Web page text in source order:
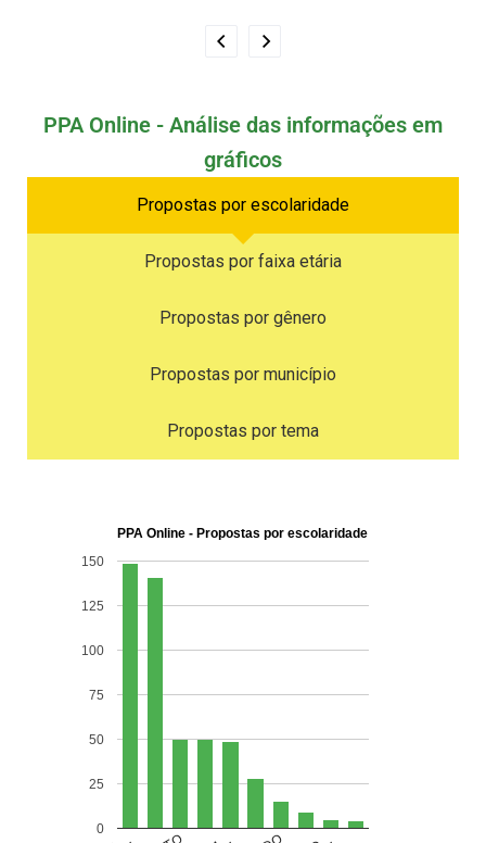
PPA Online - Análise das informações em
gráficos
Propostas por escolaridade
Propostas por faixa etária
Propostas por gênero
Propostas por município
Propostas por tema
PPA Online - Propostas por escolaridade
0
25
50
75
100
125
150